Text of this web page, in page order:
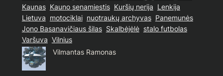
Kaunas Kauno senamiestis Kuršių nerija Lenkija
Lietuva motociklai nuotraukų archyvas Panemunės
Jono Basanavičiaus šilas Skalbėjėlė stalo futbolas
Varšuva Vilnius
Vilmantas Ramonas